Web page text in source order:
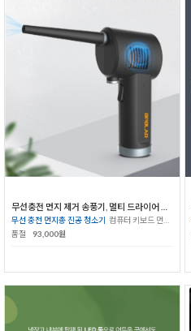
무선 충전 먼지총 진공 청소기
컴퓨터 키보드 먼지고민해결
품절
93,000원